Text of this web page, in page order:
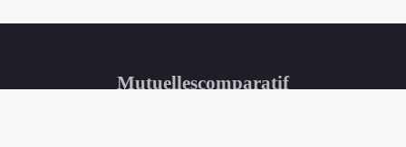
Mutuellescomparatif